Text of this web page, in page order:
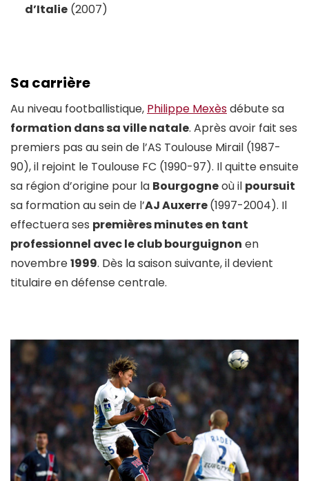
d’Italie(2007)
Sa carrière
Au niveau footballistique, Philippe Mexèsdébute sa
formation dans sa ville natale. Après avoir fait ses
premiers pas au sein de l’AS Toulouse Mirail (1987-
90), il rejoint le Toulouse FC (1990-97). Il quitte ensuite
sa région d’origine pour la Bourgogneoù il poursuit
sa formation au sein de l’AJ Auxerre(1997-2004). Il
effectuera ses premières minutes en tant
professionnel avec le club bourguignon en
novembre1999. Dès la saison suivante, il devient
titulaire en défense centrale.